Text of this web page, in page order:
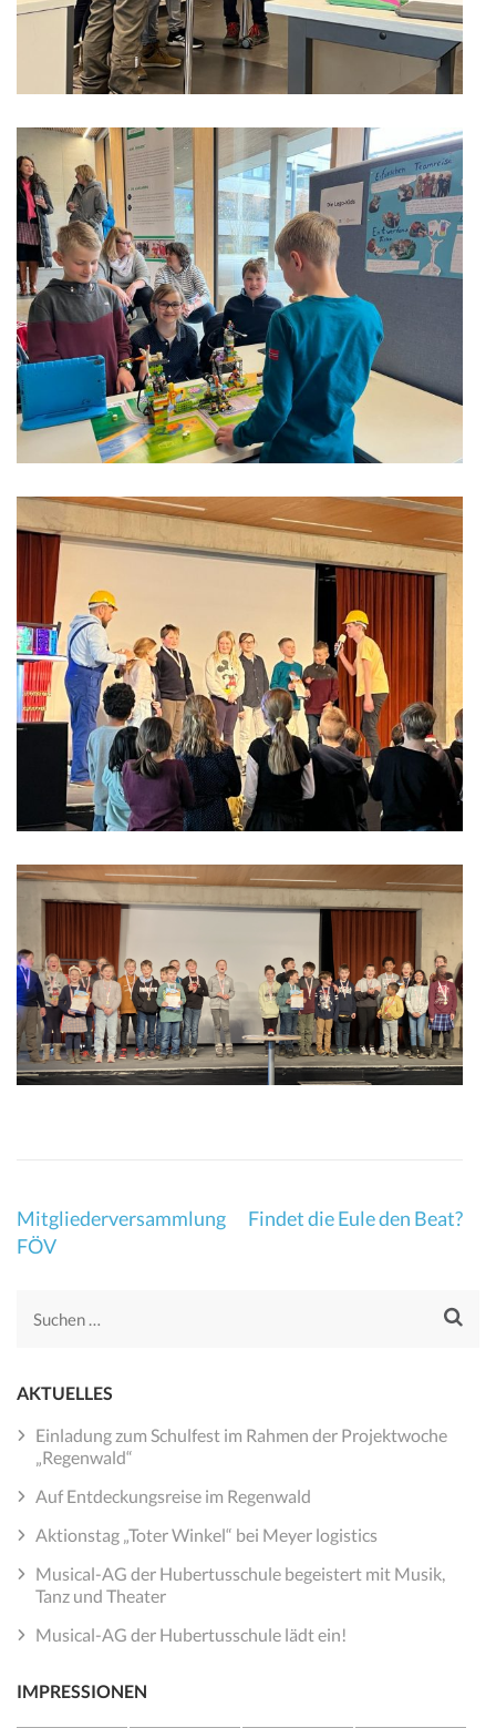
Beitragsnavigation
Mitgliederversammlung
FÖV
Findet die Eule den Beat?
Suchen
AKTUELLES
Einladung zum Schulfest im Rahmen der Projektwoche
„Regenwald“
Auf Entdeckungsreise im Regenwald
Aktionstag „Toter Winkel“ bei Meyer logistics
Musical-AG der Hubertusschule begeistert mit Musik,
Tanz und Theater
Musical-AG der Hubertusschule lädt ein!
IMPRESSIONEN